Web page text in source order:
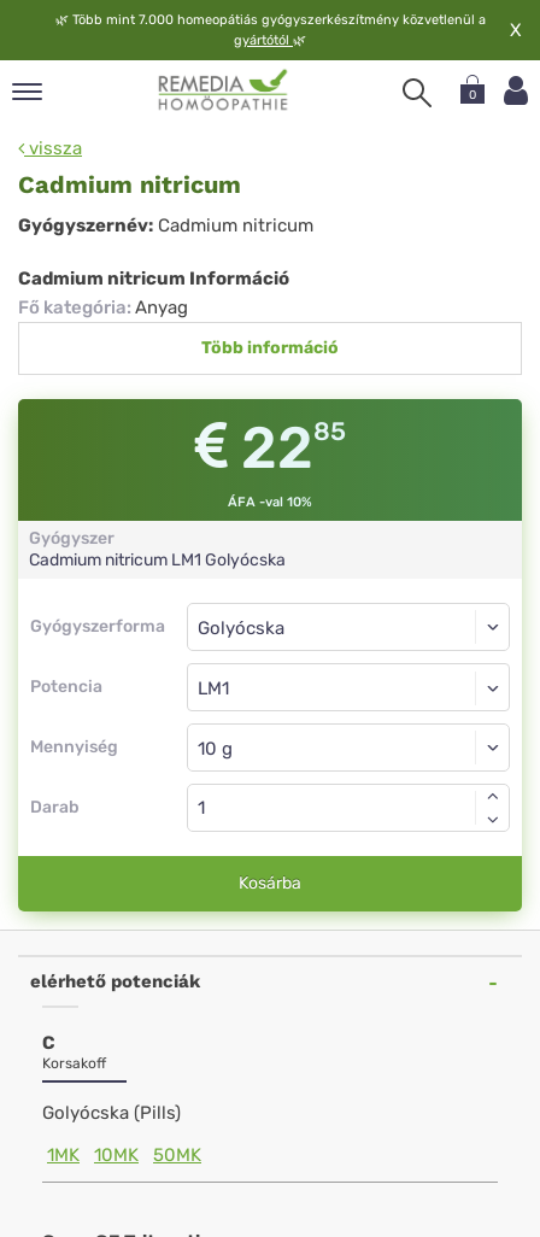
🌿 Több mint 7.000 homeopátiás gyógyszerkészítmény közvetlenül a
gyártótól 🌿 X
0
vissza
Cadmium nitricum
Cadmium
nitricum
Gyógyszernév: Cadmium nitricum
Cadmium nitricum Információ
Fő kategória: Anyag
Több információ
2285
ÁFA -val 10%
Gyógyszer
Cadmium nitricum LM1 Golyócska
Gyógyszerforma
Gyógyszerforma
Potencia
Golyócska
LM1
Mennyiség
Golyócska
Darab
Kosárba
elérhető potenciák
C
Korsakoff
Golyócska (Pills)
1MK
10MK 50MK